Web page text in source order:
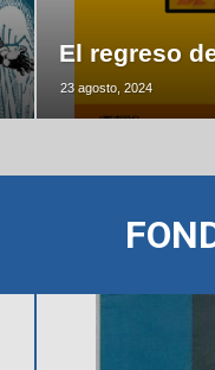
El regreso
23 agosto, 2024